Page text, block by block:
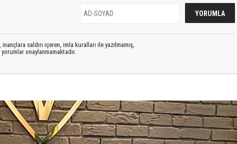
saldırı içeren, imla kuralları ile yazılmamış,
onaylanmamaktadır.